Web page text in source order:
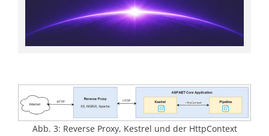
Abb. 3: Reverse Proxy, Kestrel und der HttpContext